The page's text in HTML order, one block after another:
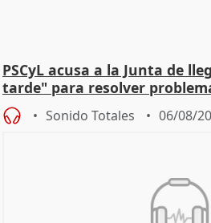
PSCyL acusa a la Junta de
tarde" para resolver
Sonido Totales 06/08/